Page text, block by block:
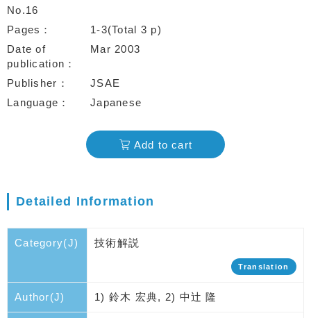
No.16
Pages
1-3(Total 3 p)
Date of
publication
Mar 2003
Publisher
JSAE
Language
Japanese
Add to cart
Detailed Information
Category(J) 技術解説
Translation
Author(J) 1) 鈴木 宏典, 2) 中辻 隆